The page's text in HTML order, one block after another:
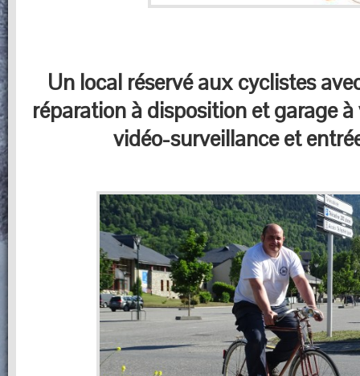
Un local réservé aux cyclistes
réparation à disposition et garage
vidéo-surveillance et